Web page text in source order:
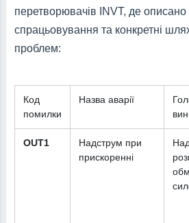
перетворювачів INVT, де описано
спрацьовування та конкретні
проблем:
Код
помилки
Назва аварії
OUT1
Надструм при
прискоренні